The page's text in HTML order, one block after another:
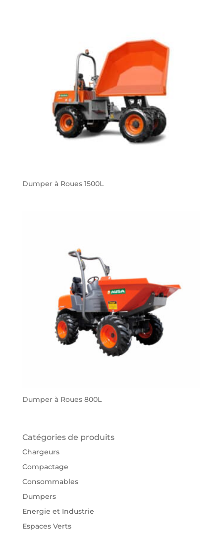
Dumper à Roues 1500L
Dumper à Roues 800L
Catégories de produits
Chargeurs
Compactage
Consommables
Dumpers
Energie et Industrie
Espaces Verts